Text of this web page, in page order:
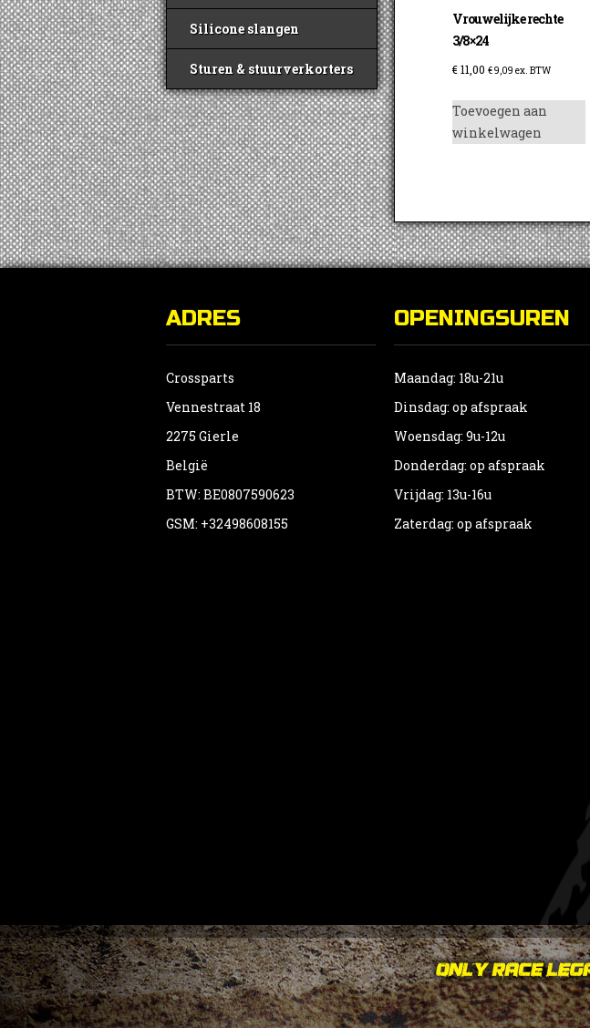
Silicone slangen
Sturen & stuurverkorters
Vrouwelijke rechte
3/8×24
€11,00 €9,09 ex. BTW
Toevoegen aan
winkelwagen
ADRES
Crossparts
Vennestraat 18
2275 Gierle
België
BTW: BE0807590623
GSM: +32498608155
OPENINGSUREN
Maandag: 18u-21u
Dinsdag: op afspraak
Woensdag: 9u-12u
Donderdag: op afspraak
Vrijdag: 13u-16u
Zaterdag: op afspraak